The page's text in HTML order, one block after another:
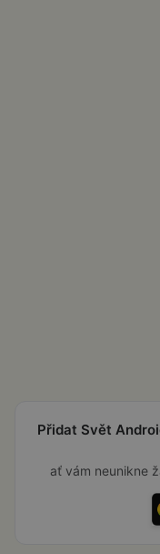
Přidat Svět
ať vám neunikne